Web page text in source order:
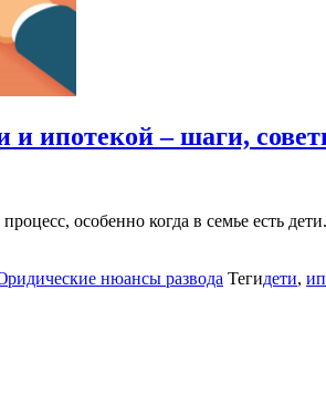
и ипотекой – шаги,
особенно когда в семье есть
нюансы развода Тегидети,